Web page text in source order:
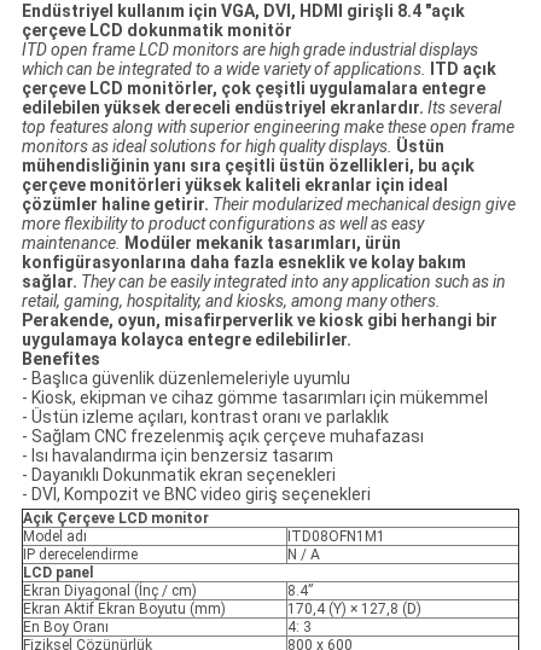
Endüstriyel kullanım için VGA, DVI, HDMI girişli 8.4 "açık
çerçeve LCD dokunmatik monitör
ITD open frame LCD monitors are high grade industrial displays
which can be integrated to a wide variety of applications.
ITD açık
çerçeve LCD monitörler, çok çeşitli uygulamalara entegre
edilebilen yüksek dereceli endüstriyel ekranlardır. Its several
top features along with superior engineering make these open frame
monitors as ideal solutions for high quality displays. Üstün
mühendisliğinin yanı sıra çeşitli üstün özellikleri, bu açık
çerçeve monitörleri yüksek kaliteli ekranlar için ideal
çözümler haline getirir. Their modularized mechanical design give
more flexibility to product configurations as well as easy
maintenance. Modüler mekanik tasarımları, ürün
konfigürasyonlarına daha fazla esneklik ve kolay bakım
sağlar. They can be easily integrated into any application such as in
retail, gaming, hospitality, and kiosks, among many others.
Perakende, oyun, misafirperverlik ve kiosk gibi herhangi bir
uygulamaya kolayca entegre edilebilirler.
Benefites
- Başlıca güvenlik düzenlemeleriyle uyumlu
- Kiosk, ekipman ve cihaz gömme tasarımları için mükemmel
- Üstün izleme açıları, kontrast oranı ve parlaklık
- Sağlam CNC frezelenmiş açık çerçeve muhafazası
- Isı havalandırma için benzersiz tasarım
- Dayanıklı Dokunmatik ekran seçenekleri
- DVI, Kompozit ve BNC video giriş seçenekleri
Açık Çerçeve LCDmonitor
Model adı
ITD08OFN1M1
IP derecelendirme
N / A
LCD panel
Ekran Diyagonal (İnç / cm)
8.4”
Ekran Aktif Ekran Boyutu (mm)
170,4 (Y) × 127,8 (D)
En Boy Oranı
4: 3
Fiziksel Çözünürlük
800 x 600